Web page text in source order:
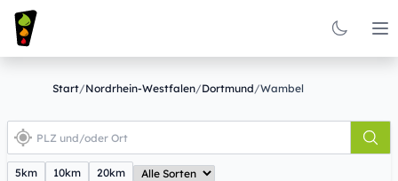
Start/Nordrhein-Westfalen/Dortmund/Wambel
5km 10km 20km